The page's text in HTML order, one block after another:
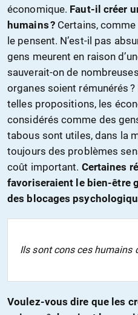
économique. Faut-il créer
humains ?Certains, comme
le pensent. N’est-il pas
gens meurent en raison
sauverait-on de
organes soient rémunérés
telles propositions, les
considérés comme des
tabous sont utiles, dans la
toujours des problèmes
coût important. Certaines
favoriseraient le bien-être
des blocages
Ils sont cons ces humains
Voulez-vous dire que les